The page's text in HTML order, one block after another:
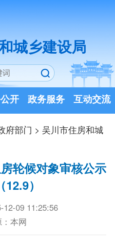
城乡建设局
开 政务服务 互动交流
府部门 > 吴川市住房和城
轮候对象审核公示
）
12-09 11:25:56
本网